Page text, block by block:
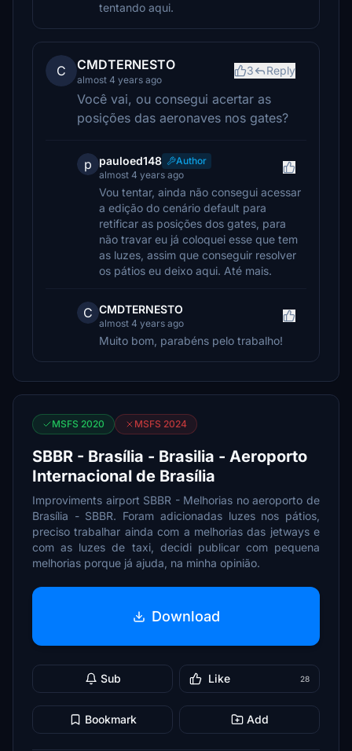
tentando aqui.
C CMDTERNESTO
almost 4 years ago
3 Reply
Você vai, ou consegui acertar as
posições das aeronaves nos gates?
p pauloed148
Author
almost 4 years ago
Vou tentar, ainda não consegui acessar
a edição do cenário default para
retificar as posições dos gates, para
não travar eu já coloquei esse que tem
as luzes, assim que conseguir resolver
os pátios eu deixo aqui. Até mais.
C CMDTERNESTO
almost 4 years ago
Muito bom, parabéns pelo trabalho!
MSFS 2020 MSFS 2024
SBBR - Brasília - Brasilia - Aeroporto
Internacional de Brasília
Improviments airport SBBR - Melhorias no aeroporto de
Brasília - SBBR. Foram adicionadas luzes nos pátios,
preciso trabalhar ainda com a melhorias das jetways e
com as luzes de taxi, decidi publicar com pequena
melhorias porque já ajuda, na minha opinião.
Download
Sub Like 28
Bookmark Add